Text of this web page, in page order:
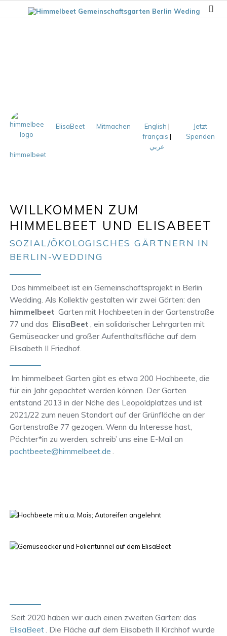
himmelbeet
ElisaBeet Mitmachen English |
français |
عربي
Jetzt
Spenden
WILLKOMMEN ZUM
HIMMELBEET UND ELISABEET
SOZIAL/ÖKOLOGISCHES GÄRTNERN IN
BERLIN-WEDDING
Das himmelbeet ist ein Gemeinschaftsprojekt in Berlin
Wedding. Als Kollektiv gestalten wir zwei Gärten: den
himmelbeet Garten mit Hochbeeten in der Gartenstraße
77 und das ElisaBeet , ein solidarischer Lehrgarten mit
Gemüseacker und großer Aufenthaltsfläche auf dem
Elisabeth II Friedhof.
Im himmelbeet Garten gibt es etwa 200 Hochbeete, die
für ein Jahr gepachtet werden können. Der Garten
entstand 2013 in der Nähe des Leopoldplatzes und ist
2021/22 zum neuen Standort auf der Grünfläche an der
Gartenstraße 77 gezogen. Wenn du Interesse hast,
Pächter*in zu werden, schreib’ uns eine E-Mail an
pachtbeete@himmelbeet.de .
Seit 2020 haben wir auch einen zweiten Garten: das
ElisaBeet. Die Fläche auf dem Elisabeth II Kirchhof wurde